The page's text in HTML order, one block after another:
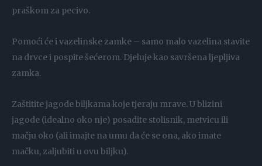
praškom za pecivo.
Pomoći će i vazelinske zamke – samo malo vazelina stavite
na drvce i pospite šećerom. Djeluje kao savršena ljepljiva
zamka.
Zaštitite jagode biljkama koje tjeraju mrave. U blizini
jagode (idealno oko nje) posadite stolisnik, metvicu ili
mačju oko (ali imajte na umu da će se ona, ako imate
mačku, zaljubiti u ovu biljku).